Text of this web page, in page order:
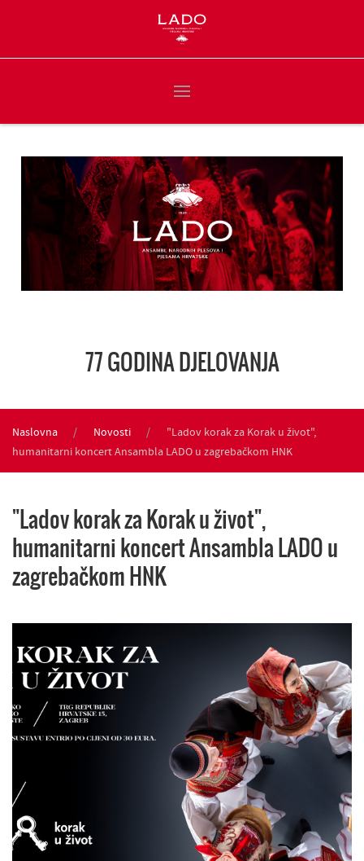
77 GODINA DJELOVANJA
Naslovna Novosti
"Ladov korak za Korak u život",
humanitarni koncert Ansambla LADO u zagrebačkom HNK
"Ladov korak za Korak u život",
humanitarni koncert Ansambla LADO u
zagrebačkom HNK